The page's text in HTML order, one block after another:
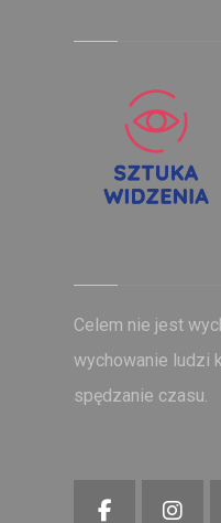
Celem nie jest
wychowanie ludzi
spędzanie czasu.